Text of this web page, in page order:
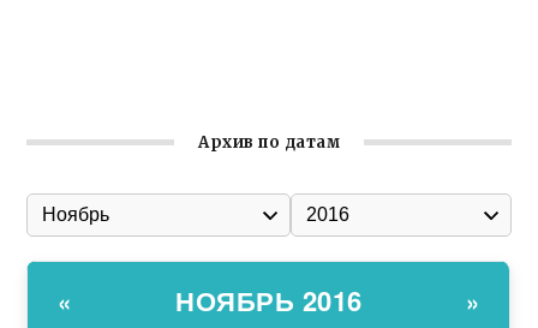
Архив по датам
« НОЯБРЬ 2016 »